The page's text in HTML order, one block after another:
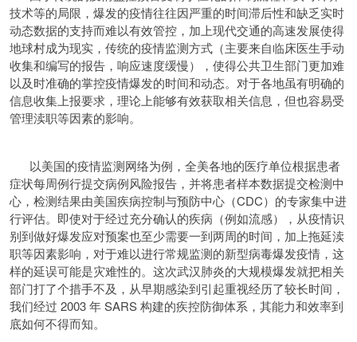
技术等的局限，爆发的疫情往往因严重的时间滞后性和缺乏实时
动态数据的支持而难以有效管控，加上现代交通的高速发展使得
地球村成为现实，传统的疫情监测方式（主要来自临床医生手动
收集和编写的报告，响应速度缓慢），使得公共卫生部门更加难
以及时准确的掌控疫情爆发的时间和动态。对于各地虽有明确的
信息收集上报要求，理论上能够有效获取相关信息，但也容易受
管理渎职等因素的影响。
以美国的疫情监测网络为例，全美各地的医疗单位根据患者
症状每周例行提交病例风险报告，并将患者样本数据提交检测中
心，检测结果由美国疾病控制与预防中心（CDC）的专家集中进
行评估。即使对于经过充分确认的疾病（例如流感），从疫情识
别到做好爆发应对预案也至少需要一到两周的时间，加上拖延渎
职等因素影响，对于难以进行常规监测的新型病毒爆发疫情，这
样的延误可能是灾难性的。这次武汉肺炎的大规模爆发就把相关
部门打了个措手不及，从早期感染到引起重视经历了较长时间，
我们经过 2003 年 SARS 构建的疾控防御体系，其能力和效率到
底如何不得而知。